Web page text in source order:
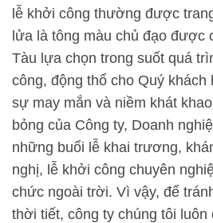
lễ khởi công thường được
lửa là tông màu chủ đạo được
Tàu lựa chọn trong suốt quá
công, động thổ cho Quý khách
sự may mắn và niềm khát
bỏng của Công ty, Doanh
những buổi lễ khai trương,
nghị, lễ khởi công chuyên
chức ngoài trời. Vì vậy, để
thời tiết, công ty chúng tôi luôn